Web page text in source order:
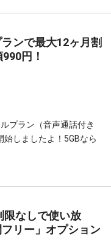
ンで最大12ヶ月割
円！
プラン（音声通話付き
しましたよ！5GBなら
限なしで使い放
リー」オプション